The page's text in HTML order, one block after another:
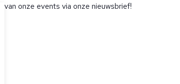
van onze events via onze nieuwsbrief!